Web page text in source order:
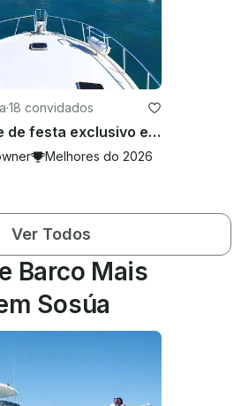
·18 convidados
😎 Para um iate de festa exclusivo em Cabarete, Puerto Plata 😎
Melhores do 2026
Ver Todos
Barco Mais
Sosúa